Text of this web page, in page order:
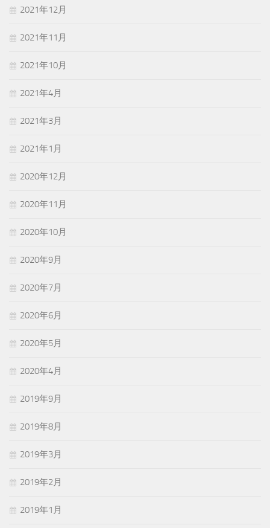
2021年12月
2021年11月
2021年10月
2021年4月
2021年3月
2021年1月
2020年12月
2020年11月
2020年10月
2020年9月
2020年7月
2020年6月
2020年5月
2020年4月
2019年9月
2019年8月
2019年3月
2019年2月
2019年1月